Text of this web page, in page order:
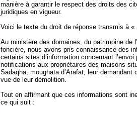
manière à garantir le respect des droits des
juridiques en vigueur.
Voici le texte du droit de réponse transmis à «
Au ministère des domaines, du patrimoine de
foncière, nous avons pris connaissance des
certains sites d’information concernant
notifications aux propriétaires des maisons
Sadaqha, moughata d’Arafat, leur demandant
vue de leur démolition.
Tout en affirmant que ces informations sont
ce qui suit :